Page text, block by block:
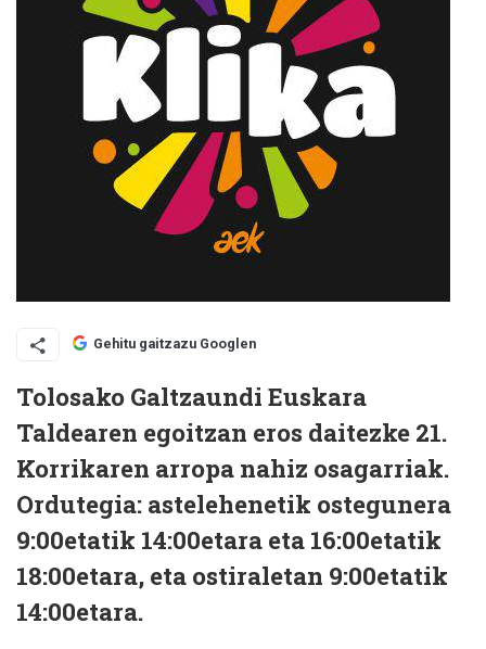
Gehitu gaitzazu Googlen
Tolosako Galtzaundi Euskara
Taldearen egoitzan eros daitezke 21.
Korrikaren arropa nahiz osagarriak.
Ordutegia: astelehenetik ostegunera
9:00etatik 14:00etara eta 16:00etatik
18:00etara, eta ostiraletan 9:00etatik
14:00etara.